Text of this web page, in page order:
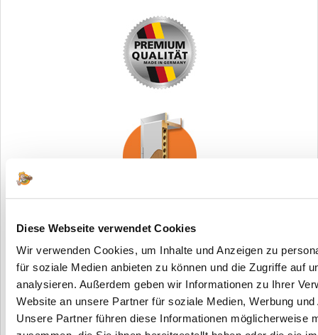
Diese Webseite verwendet Cookies
Wir verwenden Cookies, um Inhalte und Anzeigen zu
für soziale Medien anbieten zu können und die Zugriffe auf
analysieren. Außerdem geben wir Informationen zu Ihrer
Website an unsere Partner für soziale Medien, Werbung
Unsere Partner führen diese Informationen möglicherweise